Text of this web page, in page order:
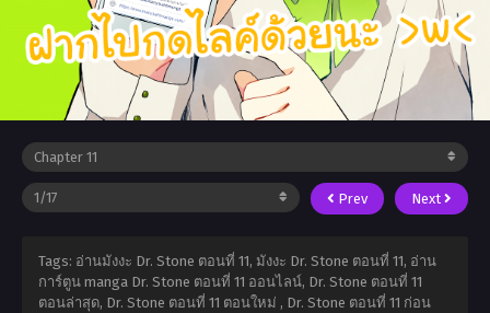
Prev Next
Tags: อ่านมังงะ Dr. Stone ตอนที่ 11, มังงะ Dr. Stone ตอนที่ 11, อ่าน
การ์ตูน manga Dr. Stone ตอนที่ 11 ออนไลน์, Dr. Stone ตอนที่ 11
ตอนล่าสุด, Dr. Stone ตอนที่ 11 ตอนใหม่ , Dr. Stone ตอนที่ 11 ก่อน